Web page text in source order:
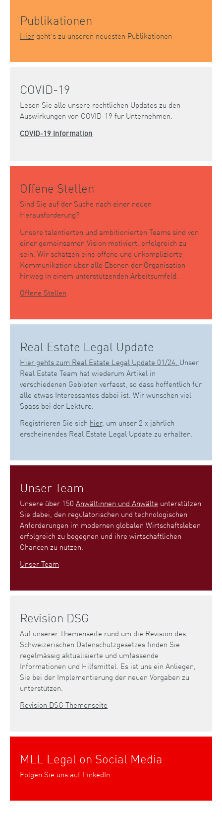
Publikationen
Hier geht’s zu unseren neuesten Publikationen
COVID-19
Lesen Sie alle unsere rechtlichen Updates zu den
Auswirkungen von COVID-19 für Unternehmen.
COVID-19 Information
Offene Stellen
Sind Sie auf der Suche nach einer neuen
Herausforderung?
Unsere talentierten und ambitionierten Teams sind von
einer gemeinsamen Vision motiviert, erfolgreich zu
sein. Wir schätzen eine offene und unkomplizierte
Kommunikation über alle Ebenen der Organisation
hinweg in einem unterstützenden Arbeitsumfeld.
Offene Stellen
Real Estate Legal Update
Hier gehts zum Real Estate Legal Update 01/24. Unser
Real Estate Team hat wiederum Artikel in
verschiedenen Gebieten verfasst, so dass hoffentlich für
alle etwas Interessantes dabei ist. Wir wünschen viel
Spass bei der Lektüre.
Registrieren Sie sich hier, um unser 2 x jährlich
erscheinendes Real Estate Legal Update zu erhalten.
Unser Team
Unsere über 150 Anwältinnen und Anwälte unterstützen
Sie dabei, den regulatorischen und technologischen
Anforderungen im modernen globalen Wirtschaftsleben
erfolgreich zu begegnen und ihre wirtschaftlichen
Chancen zu nutzen.
Unser Team
Revision DSG
Auf unserer Themenseite rund um die Revision des
Schweizerischen Datenschutzgesetzes finden Sie
regelmässig aktualisierte und umfassende
Informationen und Hilfsmittel. Es ist uns ein Anliegen,
Sie bei der Implementierung der neuen Vorgaben zu
unterstützen.
Revision DSG Themenseite
MLL Legal on Social Media
Folgen Sie uns auf LinkedIn